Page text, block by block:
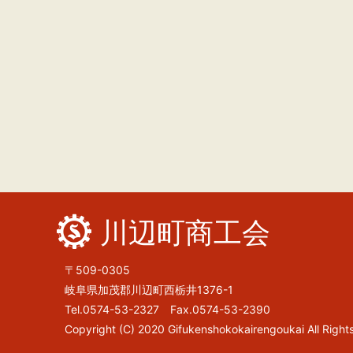
川辺町商工会
〒509-0305
岐阜県加茂郡川辺町西栃井1376-1
Tel.0574-53-2327 Fax.0574-53-2390
Copyright (C) 2020 Gifukenshokokairengoukai All